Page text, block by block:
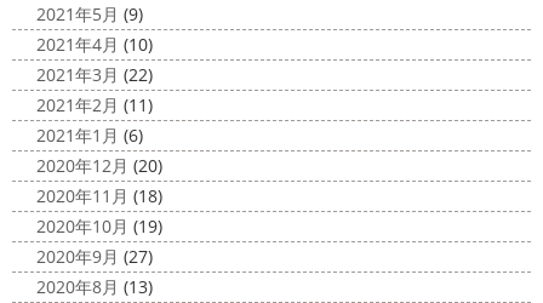
2021年5月 (9)
2021年4月 (10)
2021年3月 (22)
2021年2月 (11)
2021年1月 (6)
2020年12月 (20)
2020年11月 (18)
2020年10月 (19)
2020年9月 (27)
2020年8月 (13)